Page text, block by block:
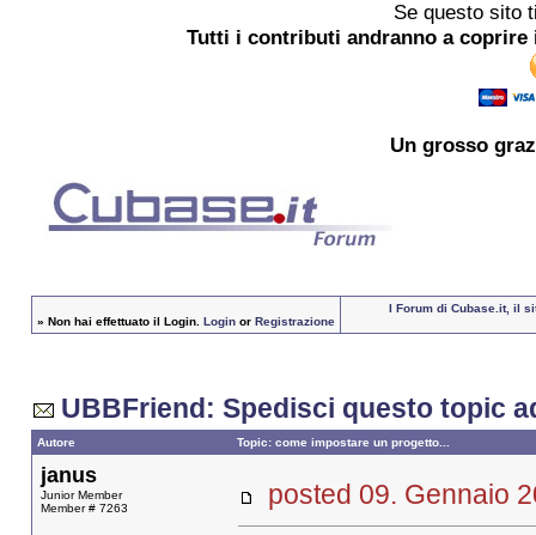
Se questo sito
Tutti i contributi andranno a
Un grosso
» Non hai effettuato il Login. Loginor Registrazione
I Forum di Cubase.it, il
UBBFriend: Spedisci questo topic
Autore Topic: come impostare un progetto...
janus
Junior Member
Member # 7263
posted 09.